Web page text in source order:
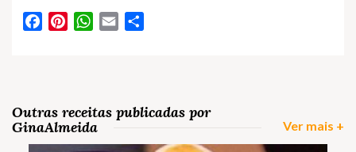
FacebookPinterestWhatsApp
Email
Outras receitas publicadas por
GinaAlmeida
Ver mais +